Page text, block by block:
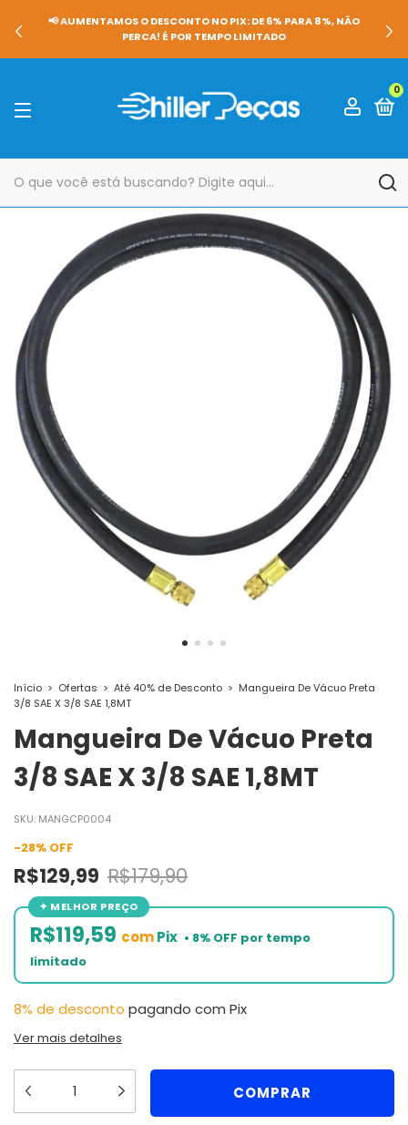
📢 AUMENTAMOS O DESCONTO NO PIX: DE 6% PARA 8%, NÃO
PERCA! É POR TEMPO LIMITADO
0
Início > Ofertas > Até 40% de Desconto > Mangueira De Vácuo Preta
3/8 SAE X 3/8 SAE 1,8MT
Mangueira De Vácuo Preta
3/8 SAE X 3/8 SAE 1,8MT
SKU: MANGCP0004
-28% OFF
R$129,99 R$179,90
R$119,59 comPix
8% de desconto pagando com Pix
Ver mais detalhes